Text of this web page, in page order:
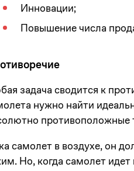
Инновации;
Повышение числа
задача сводится к
нужно найти
противоположные
самолет в воздухе, он
Но, когда самолет